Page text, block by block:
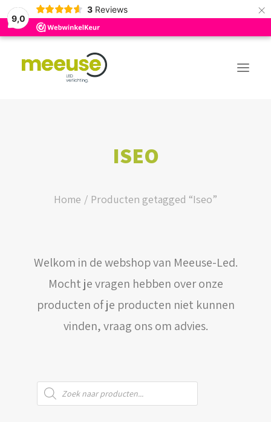
9,0
3 Reviews ×
BUDGET ASSORTIMENT
WEBSHOP
LOGIN / REGISTER
WINKELWAGEN
ISEO
Home Producten getagged “Iseo”
Welkom in de webshop van Meeuse-Led.
Mocht je vragen hebben over onze
producten of je producten niet kunnen
vinden, vraag ons om advies.
Producten
zoeken